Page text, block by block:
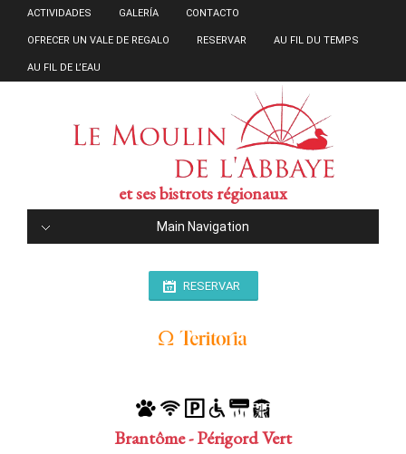
ACTIVIDADES GALERÍA CONTACTO
OFRECER UN VALE DE REGALO RESERVAR AU FIL DU TEMPS
AU FIL DE L’EAU
et ses bistrots régionaux
Main Navigation
RESERVAR
Brantôme - Périgord Vert